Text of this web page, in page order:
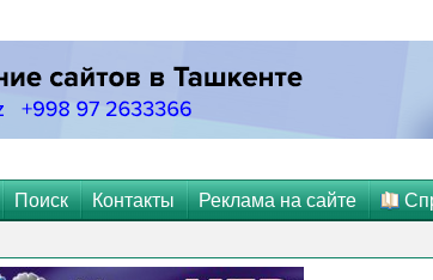
Поиск Контакты Реклама на сайте